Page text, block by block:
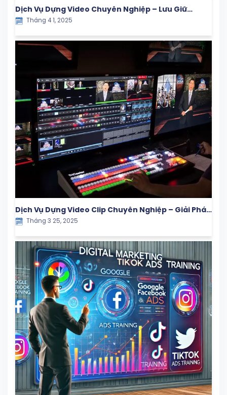
Dịch Vụ Dựng Video Chuyên Nghiệp – Lưu Giữ
Khoảnh Khắc Ý Nghĩa Cùng Con Yêu
Tháng 4 1, 2025
Dịch Vụ Dựng Video Clip Chuyên Nghiệp – Giải Pháp
Hiệu Quả Cho Doanh Nghiệp
Tháng 3 25, 2025